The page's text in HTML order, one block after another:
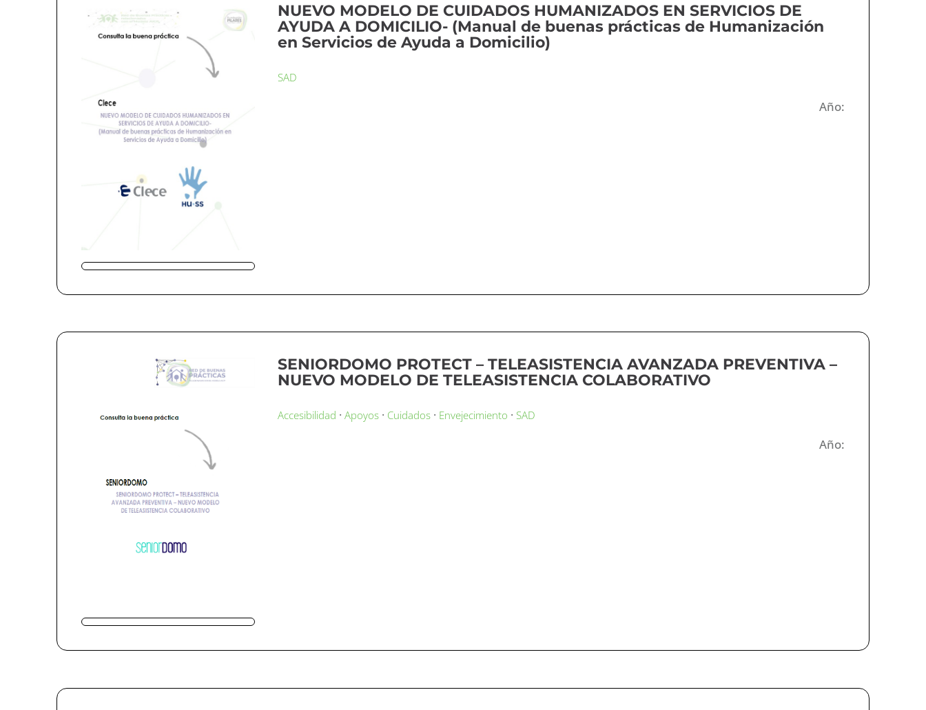
NUEVO MODELO DE CUIDADOS HUMANIZADOS EN SERVICIOS DE
AYUDA A DOMICILIO- (Manual de buenas prácticas de Humanización
en Servicios de Ayuda a Domicilio)
SAD
Año:
SENIORDOMO PROTECT – TELEASISTENCIA AVANZADA PREVENTIVA –
NUEVO MODELO DE TELEASISTENCIA COLABORATIVO
Accesibilidad ·Apoyos · Cuidados · Envejecimiento · SAD
Año: